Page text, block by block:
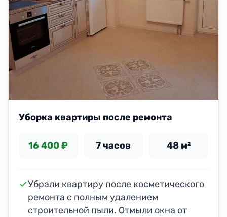
Уборка квартиры после ремонта
16 400 ₽ 7 часов 48 м²
Убрали квартиру после косметического
ремонта с полным удалением
строительной пыли. Отмыли окна от